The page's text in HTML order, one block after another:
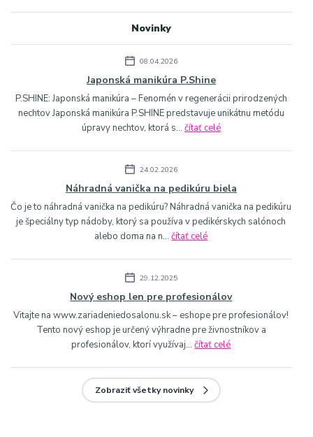
Novinky
08.04.2026
Japonská manikúra P.Shine
P.SHINE: Japonská manikúra – Fenomén v regenerácii prirodzených
nechtov Japonská manikúra P.SHINE predstavuje unikátnu metódu
úpravy nechtov, ktorá s... čítať celé
24.02.2026
Náhradná vanička na pedikúru biela
Čo je to náhradná vanička na pedikúru? Náhradná vanička na pedikúru
je špeciálny typ nádoby, ktorý sa používa v pedikérskych salónoch
alebo doma na n...čítať celé
29.12.2025
Nový eshop len pre profesionálov
Vitajte na www.zariadeniedosalonu.sk – eshope pre profesionálov!
Tento nový eshop je určený výhradne pre živnostníkov a
profesionálov, ktorí využívaj...čítať celé
Zobraziť všetky novinky